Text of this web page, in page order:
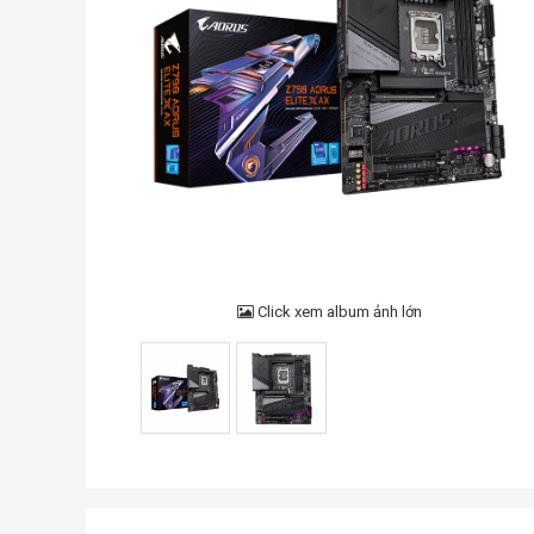
Click xem album ảnh lớn